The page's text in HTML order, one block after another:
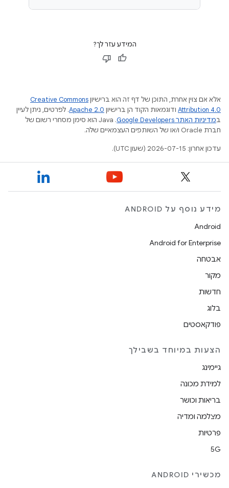
המידע עזר לך?
אלא אם צוין אחרת, התוכן של דף זה הוא ברישיוןCreative Commons
Attribution 4.0 ודוגמאות הקוד הן ברישיון Apache 2.0. לפרטים, ניתן לעיין
במדיניות האתר Google Developers‏
.‏ Java הוא סימן מסחרי רשום של
חברת Oracle ו/או של השותפים העצמאיים שלה.
עדכון אחרון: 2026-07-15 (שעון UTC).
מידע נוסף על ANDROID
Android
Android for Enterprise
אבטחה
מקור
חדשות
בלוג
פודקאסטים
הצעות במיוחד בשבילך
גיימינג
למידת מכונה
בריאות וכושר
מצלמה ומדיה
פרטיות
5G
מכשירי ANDROID